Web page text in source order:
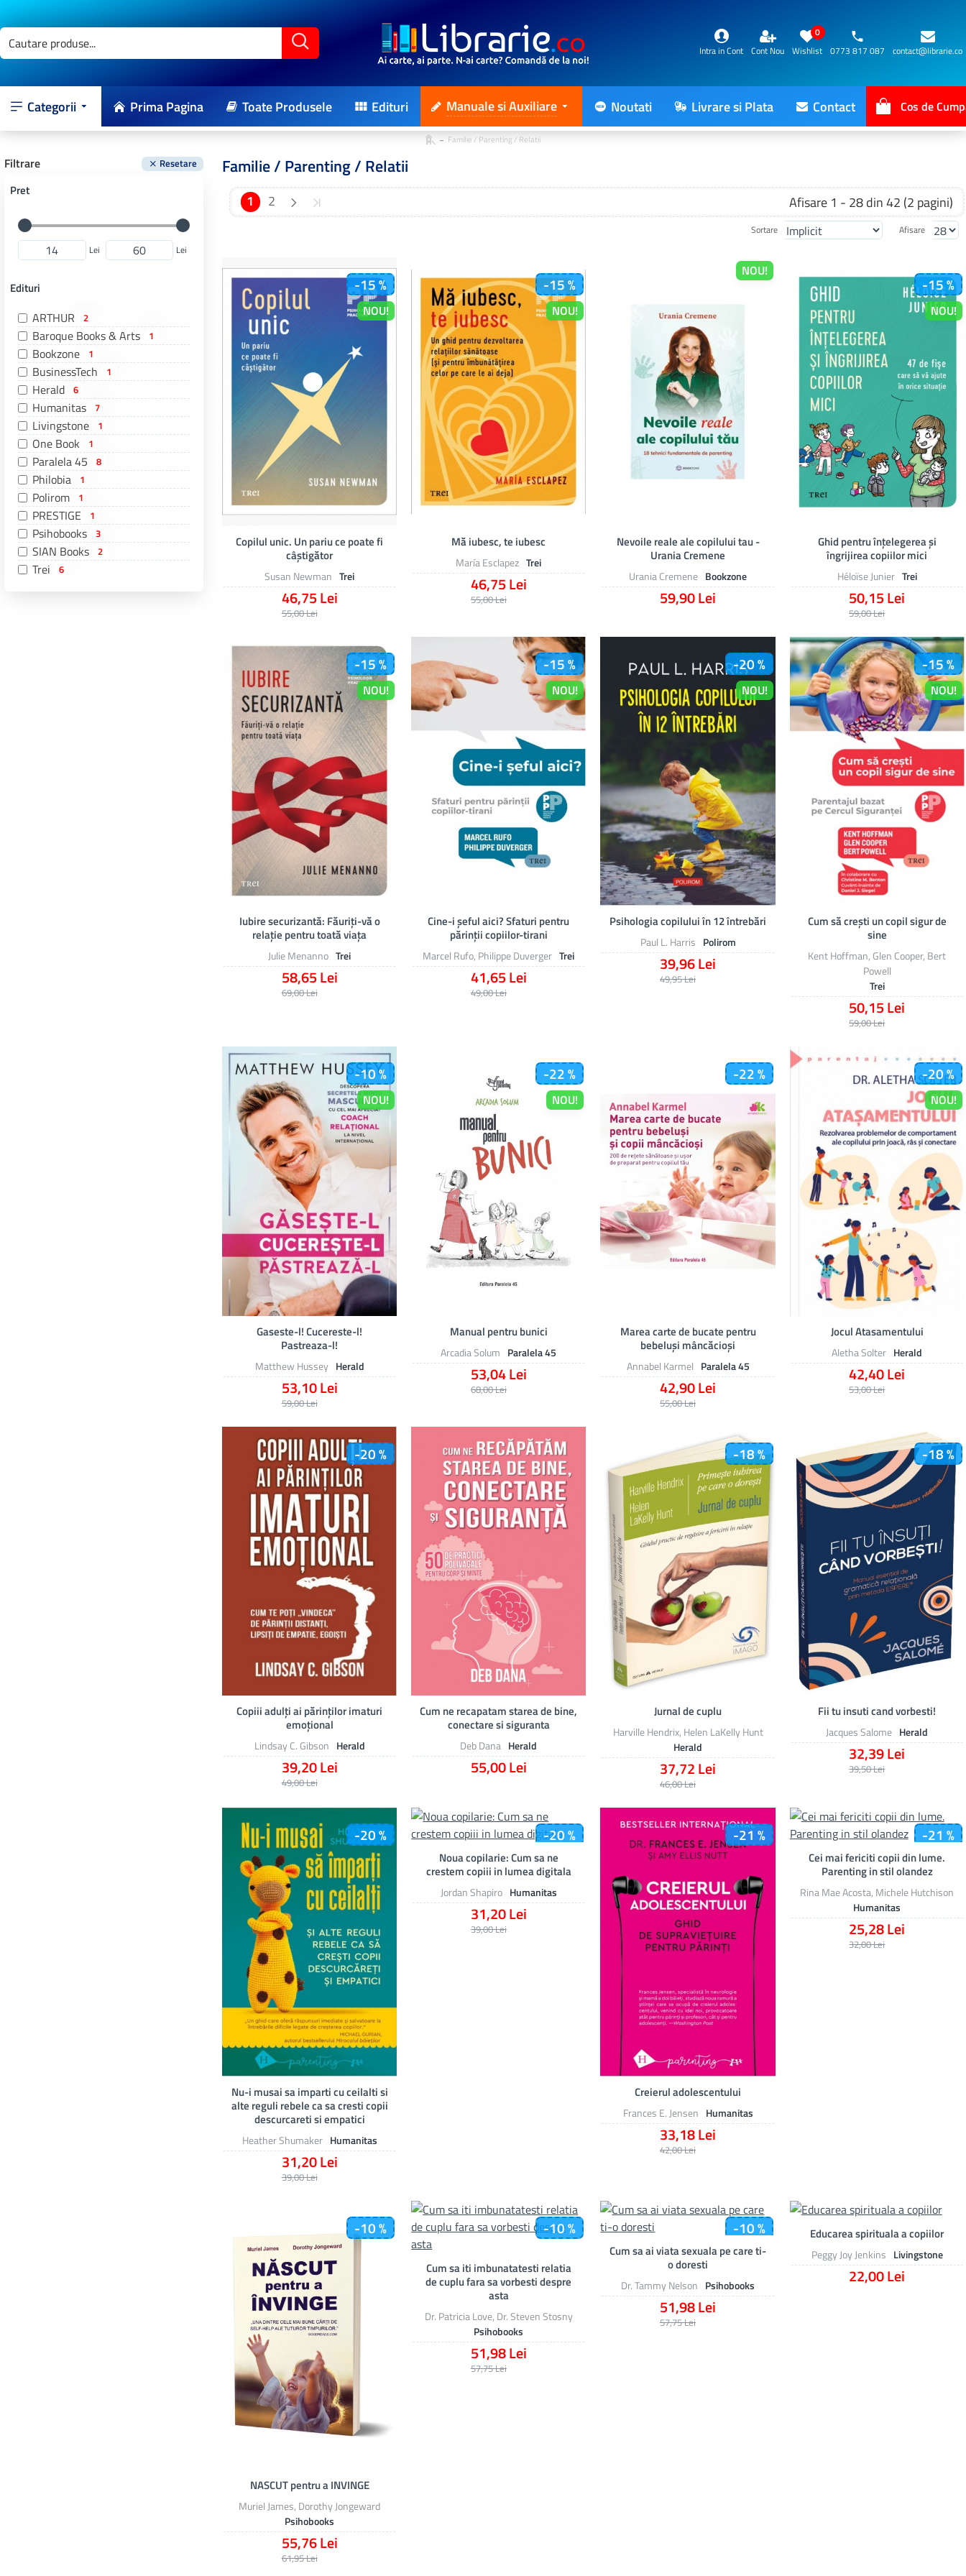
Intra in Cont Cont Nou Wishlist
0
0773 817 087
contact@librarie.co
Categorii Prima Pagina Toate Produsele Edituri Manuale si Auxiliare Noutati Livrare si Plata Contact Cos de
Familie / Parenting / Relatii
Filtrare Resetare
Pret
Lei Lei
Edituri
ARTHUR 2
Baroque Books & Arts 1
Bookzone 1
BusinessTech 1
Herald 6
Humanitas 7
Livingstone 1
One Book 1
Paralela 45 8
Philobia 1
Polirom 1
PRESTIGE 1
Psihobooks 3
SIAN Books 2
Trei 6
Familie / Parenting / Relatii
1 2 Afisare 1 - 28 din 42 (2 pagini)
Sortare Afisare
NOU!
-15 %
Susan Newman Trei
Copilul unic. Un pariu ce poate fi
câștigător
46,75 Lei
55,00 Lei
NOU!
-15 %
María Esclapez Trei
Mă iubesc, te iubesc
46,75 Lei
55,00 Lei
NOU!
Urania Cremene Bookzone
Nevoile reale ale copilului tau -
Urania Cremene
59,90 Lei
NOU!
-15 %
Héloïse Junier Trei
Ghid pentru înțelegerea și
îngrijirea copiilor mici
50,15 Lei
59,00 Lei
NOU!
-15 %
Julie Menanno Trei
Iubire securizantă: Făuriți-vă o
relație pentru toată viața
58,65 Lei
69,00 Lei
NOU!
-15 %
Marcel Rufo, Philippe Duverger Trei
Cine-i șeful aici? Sfaturi pentru
părinții copiilor-tirani
41,65 Lei
49,00 Lei
NOU!
-20 %
Paul L. Harris Polirom
Psihologia copilului în 12 întrebări
39,96 Lei
49,95 Lei
NOU!
-15 %
Kent Hoffman, Glen Cooper, Bert
Powell
Trei
Cum să crești un copil sigur de
sine
50,15 Lei
59,00 Lei
NOU!
-10 %
Matthew Hussey Herald
Gaseste-l! Cucereste-l!
Pastreaza-l!
53,10 Lei
59,00 Lei
NOU!
-22 %
Arcadia Solum Paralela 45
Manual pentru bunici
53,04 Lei
68,00 Lei
-22 %
Annabel Karmel Paralela 45
Marea carte de bucate pentru
bebeluşi mâncăcioşi
42,90 Lei
55,00 Lei
NOU!
-20 %
Aletha Solter Herald
Jocul Atasamentului
42,40 Lei
53,00 Lei
-20 %
Lindsay C. Gibson Herald
Copiii adulți ai părinților imaturi
emoțional
39,20 Lei
49,00 Lei
Deb Dana Herald
Cum ne recapatam starea de bine,
conectare si siguranta
55,00 Lei
-18 %
Harville Hendrix, Helen LaKelly Hunt
Herald
Jurnal de cuplu
37,72 Lei
46,00 Lei
-18 %
Jacques Salome Herald
Fii tu insuti cand vorbesti!
32,39 Lei
39,50 Lei
-20 %
Heather Shumaker Humanitas
Nu-i musai sa imparti cu ceilalti si
alte reguli rebele ca sa cresti copii
descurcareti si empatici
31,20 Lei
39,00 Lei
-20 %
Jordan Shapiro Humanitas
Noua copilarie: Cum sa ne
crestem copiii in lumea digitala
31,20 Lei
39,00 Lei
-21 %
Frances E. Jensen Humanitas
Creierul adolescentului
33,18 Lei
42,00 Lei
-21 %
Rina Mae Acosta, Michele Hutchison
Humanitas
Cei mai fericiti copii din lume.
Parenting in stil olandez
25,28 Lei
32,00 Lei
-10 %
Muriel James, Dorothy Jongeward
Psihobooks
NASCUT pentru a INVINGE
55,76 Lei
61,95 Lei
-10 %
Dr. Patricia Love, Dr. Steven Stosny
Psihobooks
Cum sa iti imbunatatesti relatia
de cuplu fara sa vorbesti despre
asta
51,98 Lei
57,75 Lei
-10 %
Dr. Tammy Nelson Psihobooks
Cum sa ai viata sexuala pe care ti-
o doresti
51,98 Lei
57,75 Lei
Peggy Joy Jenkins Livingstone
Educarea spirituala a copiilor
22,00 Lei